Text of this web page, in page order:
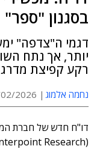
בסגנון "ספר"
דגמי ה"צדפה"
יותר, אך נתח
רקע קפיצת
נחמה אלמוג 2026 12:20
דו"ח חדש של חברת